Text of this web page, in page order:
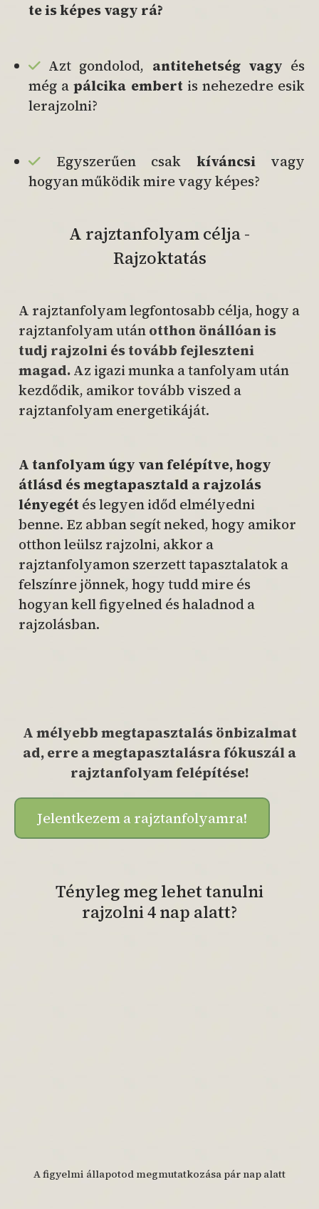
te is képes vagy rá?
Azt gondolod, antitehetség vagy és
még apálcika embertis nehezedre esik
lerajzolni?
Egyszerűen csak kíváncsi vagy
hogyan működik mire vagy képes?
A rajztanfolyam célja -
Rajzoktatás
A rajztanfolyam legfontosabb célja, hogy a
rajztanfolyam utánotthon önállóan is
tudj rajzolni és tovább fejleszteni
magad.Az igazi munka a tanfolyam után
kezdődik, amikor tovább viszed a
rajztanfolyam energetikáját.
A tanfolyam úgy van felépítve, hogy
átlásd és megtapasztald a rajzolás
lényegétés legyen időd elmélyedni
benne. Ez abban segít neked, hogy amikor
otthon leülsz rajzolni, akkor a
rajztanfolyamon szerzett tapasztalatok a
felszínre jönnek, hogy tudd mire és
hogyan kell figyelned és haladnod a
rajzolásban.
A mélyebb megtapasztalás önbizalmat
ad, erre a megtapasztalásra fókuszál a
rajztanfolyam felépítése!
Jelentkezem a rajztanfolyamra!
Tényleg meg lehet tanulni
rajzolni 4 nap alatt?
A figyelmi állapotod megmutatkozása pár nap alatt